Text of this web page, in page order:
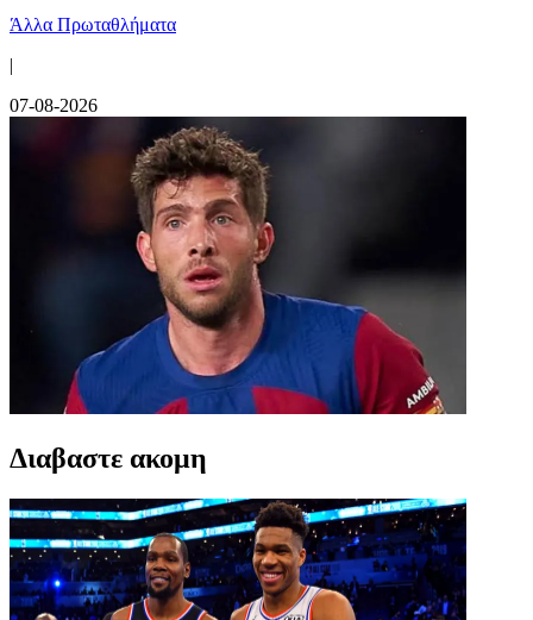
Άλλα Πρωταθλήματα
|
07-08-2026
Διαβαστε ακομη